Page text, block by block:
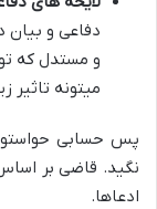
دفاعی و بیان
و مستدل که
میتونه تاثیر
پس حسابی
نگید. قاضی بر
ادعاها.